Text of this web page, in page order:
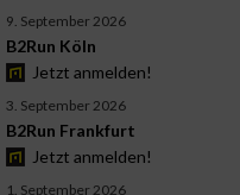
9. September 2026
B2Run Köln
Jetzt anmelden!
3. September 2026
B2Run Frankfurt
Jetzt anmelden!
1. September 2026